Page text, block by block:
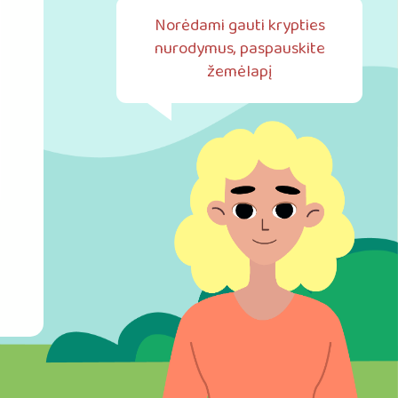
Norėdami gauti krypties
nurodymus, paspauskite
žemėlapį